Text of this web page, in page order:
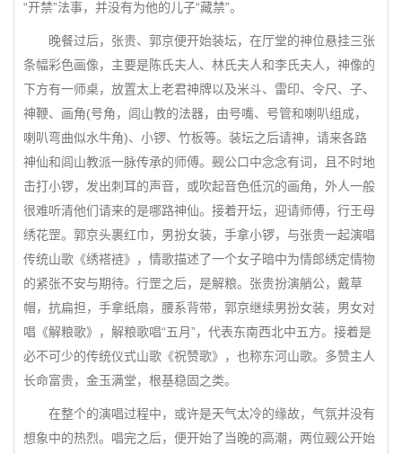
“开禁”法事，并没有为他的儿子“藏禁”。
晚餐过后，张贵、郭京便开始装坛，在厅堂的神位悬挂三张
条幅彩色画像，主要是陈氏夫人、林氏夫人和李氏夫人，神像的
下方有一师桌，放置太上老君神牌以及米斗、雷印、令尺、子、
神鞭、画角(号角，闾山教的法器，由号嘴、号管和喇叭组成，
喇叭弯曲似水牛角)、小锣、竹板等。装坛之后请神，请来各路
神仙和闾山教派一脉传承的师傅。觋公口中念念有词，且不时地
击打小锣，发出刺耳的声音，或吹起音色低沉的画角，外人一般
很难听清他们请来的是哪路神仙。接着开坛，迎请师傅，行王母
绣花罡。郭京头裹红巾，男扮女装，手拿小锣，与张贵一起演唱
传统山歌《绣褡裢》，情歌描述了一个女子暗中为情郎绣定情物
的紧张不安与期待。行罡之后，是解粮。张贵扮演艄公，戴草
帽，抗扁担，手拿纸扇，腰系背带，郭京继续男扮女装，男女对
唱《解粮歌》，解粮歌唱“五月”，代表东南西北中五方。接着是
必不可少的传统仪式山歌《祝赞歌》，也称东河山歌。多赞主人
长命富贵，金玉满堂，根基稳固之类。
在整个的演唱过程中，或许是天气太冷的缘故，气氛并没有
想象中的热烈。唱完之后，便开始了当晚的高潮，两位觋公开始